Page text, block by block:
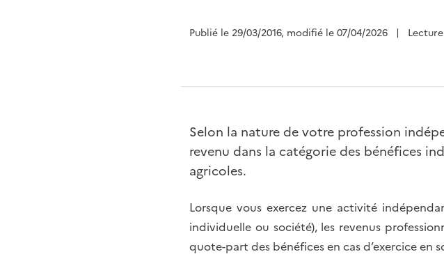
Publié le 29/03/2016, modifié le 07/04/2026 |
Selon la nature de votre profession
revenu dans la catégorie des bénéfices
agricoles.
Lorsque vous exercez une activité
individuelle ou société), les revenus
quote-part des bénéfices en cas d’exercice en